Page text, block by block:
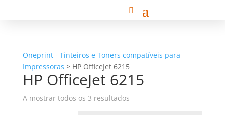
Oneprint - Tinteiros e Toners compatíveis para
Impressoras > HP OfficeJet 6215
HP OfficeJet 6215
A mostrar todos os 3 resultados